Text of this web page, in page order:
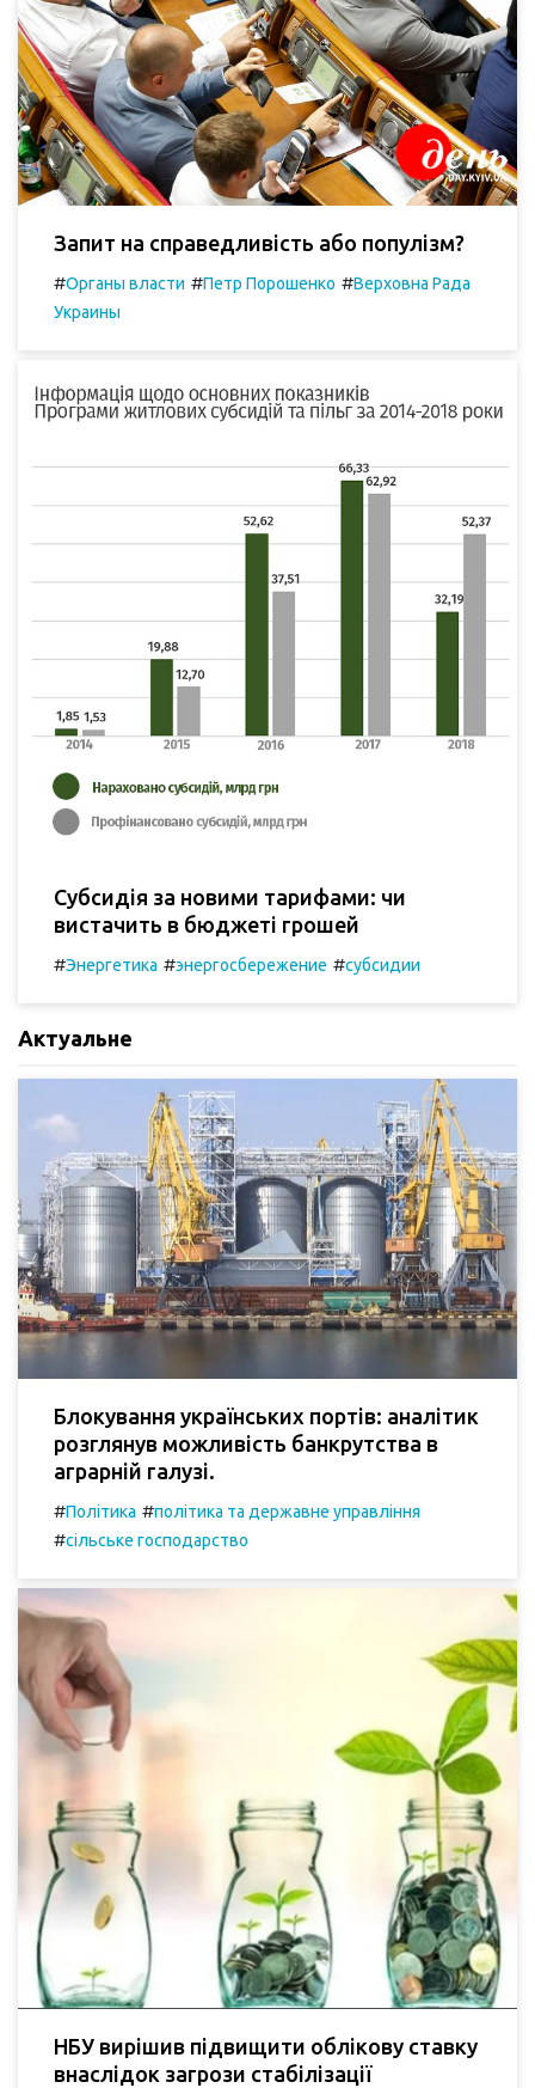
Запит на справедливість або популізм?
#Органы власти #Петр Порошенко #Верховна Рада
Украины
Субсидія за новими тарифами: чи
вистачить в бюджеті грошей
#Энергетика #энергосбережение #субсидии
Актуальне
Блокування українських портів: аналітик
розглянув можливість банкрутства в
аграрній галузі.
#Політика #політика та державне управління
#сільське господарство
НБУ вирішив підвищити облікову ставку
внаслідок загрози стабілізації